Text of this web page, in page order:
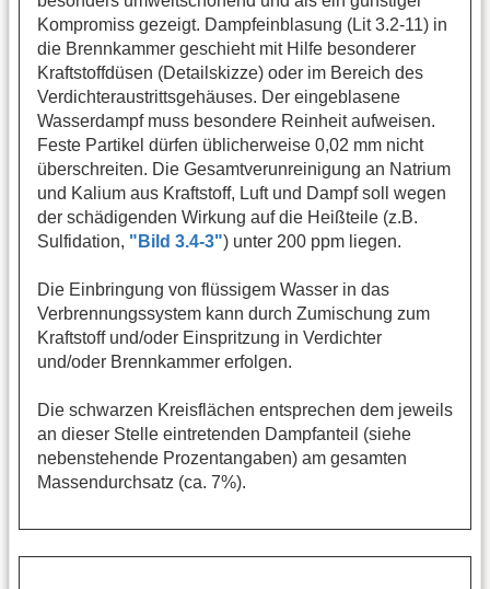
Kompromiss gezeigt. Dampfeinblasung (Lit 3.2-11) in
die Brennkammer geschieht mit Hilfe besonderer
Kraftstoffdüsen (Detailskizze) oder im Bereich des
Verdichteraustrittsgehäuses. Der eingeblasene
Wasserdampf muss besondere Reinheit aufweisen.
Feste Partikel dürfen üblicherweise 0,02 mm nicht
überschreiten. Die Gesamtverunreinigung an Natrium
und Kalium aus Kraftstoff, Luft und Dampf soll wegen
der schädigenden Wirkung auf die Heißteile (z.B.
Sulfidation, "Bild 3.4-3") unter 200 ppm liegen.
Die Einbringung von flüssigem Wasser in das
Verbrennungssystem kann durch Zumischung zum
Kraftstoff und/oder Einspritzung in Verdichter
und/oder Brennkammer erfolgen.
Die schwarzen Kreisflächen entsprechen dem jeweils
an dieser Stelle eintretenden Dampfanteil (siehe
nebenstehende Prozentangaben) am gesamten
Massendurchsatz (ca. 7%).